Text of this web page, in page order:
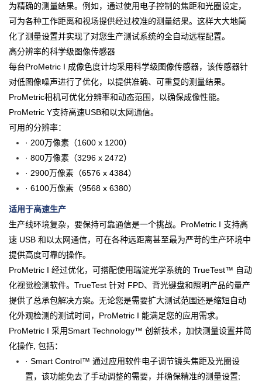
为精确的测量结果。例如，通过使用电子控制的焦距和光圈设定，
可为各种工作距离和视场提供经过校准的测量结果。这样大大地简
化了测量设置并实现了对您生产测试系统的全自动远程配置。
高分辨率的科学级图像传感器
每台ProMetric I 成像色度计均采用科学级图像传感器，该传感器针
对低图像噪声进行了优化，以提供准确、可重复的测量结果。
ProMetric相机可优化分辨率和动态范围，以确保成像性能。
ProMetric Y支持高速USB和以太网通信。
可用的分辨率：
· 200万像素（1600 x 1200）
· 800万像素（3296 x 2472）
· 2900万像素（6576 x 4384）
· 6100万像素（9568 x 6380）
适用于高速生产
生产线环境复杂，要保持可靠通信是一个挑战。ProMetric I 支持高
速 USB 和以太网通信，可在各种远距离甚至最为严苛的生产环境中
提供高度可靠的操作。
ProMetric I 经过优化，可搭配使用瑞淀光学系统的 TrueTest™ 自动
化视觉检测软件。TrueTest 针对 FPD、背光键盘和照明产品的量产
提供了总承包解决方案。无论您是需要扩大测试范围还是缩短自动
化外观检测的测试时间，ProMetric I 能满足您的应用需求。
ProMetric I 采用Smart Technology™ 创新技术，加快测量设置并简
化操作, 包括：
· Smart Control™ 通过应用软件电子调节镜头焦距及光圈设
置，该功能免去了手动调整的需要，并确保精准的测量设置;